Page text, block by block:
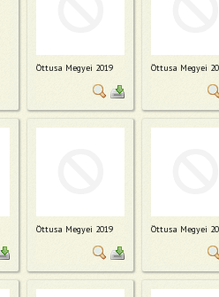
Öttusa Megyei 2019 Öttusa Megyei
Öttusa Megyei 2019 Öttusa Megyei